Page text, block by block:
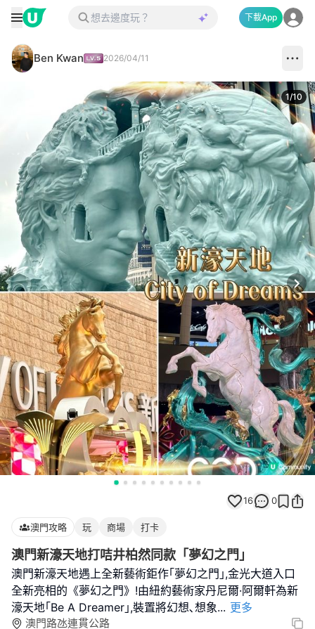
下載App
Ben Kwan 2026/04/11
1/10
16 0
澳門攻略 玩 商場 打卡
澳門新濠天地打咭井柏然同款「夢幻之門」
澳門新濠天地遇上全新藝術鉅作｢夢幻之門｣,金光大道入口
全新亮相的《夢幻之門》!由紐約藝術家丹尼爾·阿爾軒為新
濠天地｢Be A Dreamer｣,裝置將幻想､想象... 更多
澳門路氹連貫公路